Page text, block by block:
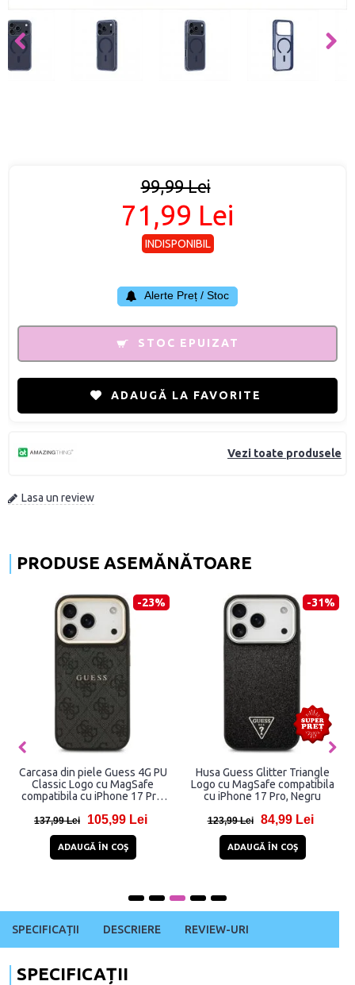
Vezi toate produsele
Lasa un review
99,99 Lei
71,99 Lei
INDISPONIBIL
Alerte Preț / Stoc
STOC EPUIZAT
ADAUGĂ LA FAVORITE
PRODUSE ASEMĂNĂTOARE
-23%
Carcasa din piele Guess 4G PU
Classic Logo cu MagSafe
compatibila cu iPhone 17 Pro,
137,99 Lei 105,99 Lei
ADAUGĂ ÎN COŞ
-31%
Husa Guess Glitter Triangle
Logo cu MagSafe compatibila
cu iPhone 17 Pro, Negru
123,99 Lei 84,99 Lei
ADAUGĂ ÎN COŞ
SPECIFICAȚII DESCRIERE REVIEW-URI
SPECIFICAȚII